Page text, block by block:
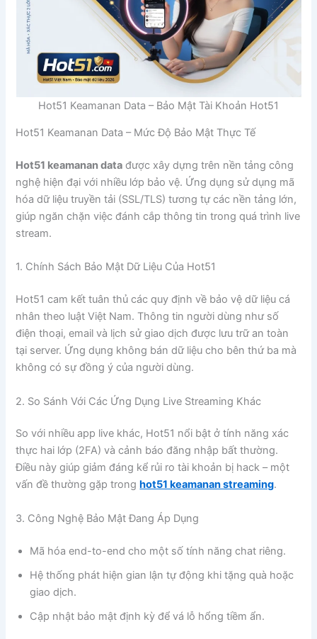
Hot51 Keamanan Data – Bảo Mật Tài Khoản Hot51
Hot51 Keamanan Data – Mức Độ Bảo Mật Thực Tế
Hot51 keamanan data được xây dựng trên nền tảng công
nghệ hiện đại với nhiều lớp bảo vệ. Ứng dụng sử dụng mã
hóa dữ liệu truyền tải (SSL/TLS) tương tự các nền tảng lớn,
giúp ngăn chặn việc đánh cắp thông tin trong quá trình live
stream.
1. Chính Sách Bảo Mật Dữ Liệu Của Hot51
Hot51 cam kết tuân thủ các quy định về bảo vệ dữ liệu cá
nhân theo luật Việt Nam. Thông tin người dùng như số
điện thoại, email và lịch sử giao dịch được lưu trữ an toàn
tại server. Ứng dụng không bán dữ liệu cho bên thứ ba mà
không có sự đồng ý của người dùng.
2. So Sánh Với Các Ứng Dụng Live Streaming Khác
So với nhiều app live khác, Hot51 nổi bật ở tính năng xác
thực hai lớp (2FA) và cảnh báo đăng nhập bất thường.
Điều này giúp giảm đáng kể rủi ro tài khoản bị hack – một
vấn đề thường gặp trong hot51 keamanan streaming.
3. Công Nghệ Bảo Mật Đang Áp Dụng
Mã hóa end-to-end cho một số tính năng chat riêng.
Hệ thống phát hiện gian lận tự động khi tặng quà hoặc
giao dịch.
Cập nhật bảo mật định kỳ để vá lỗ hổng tiềm ẩn.